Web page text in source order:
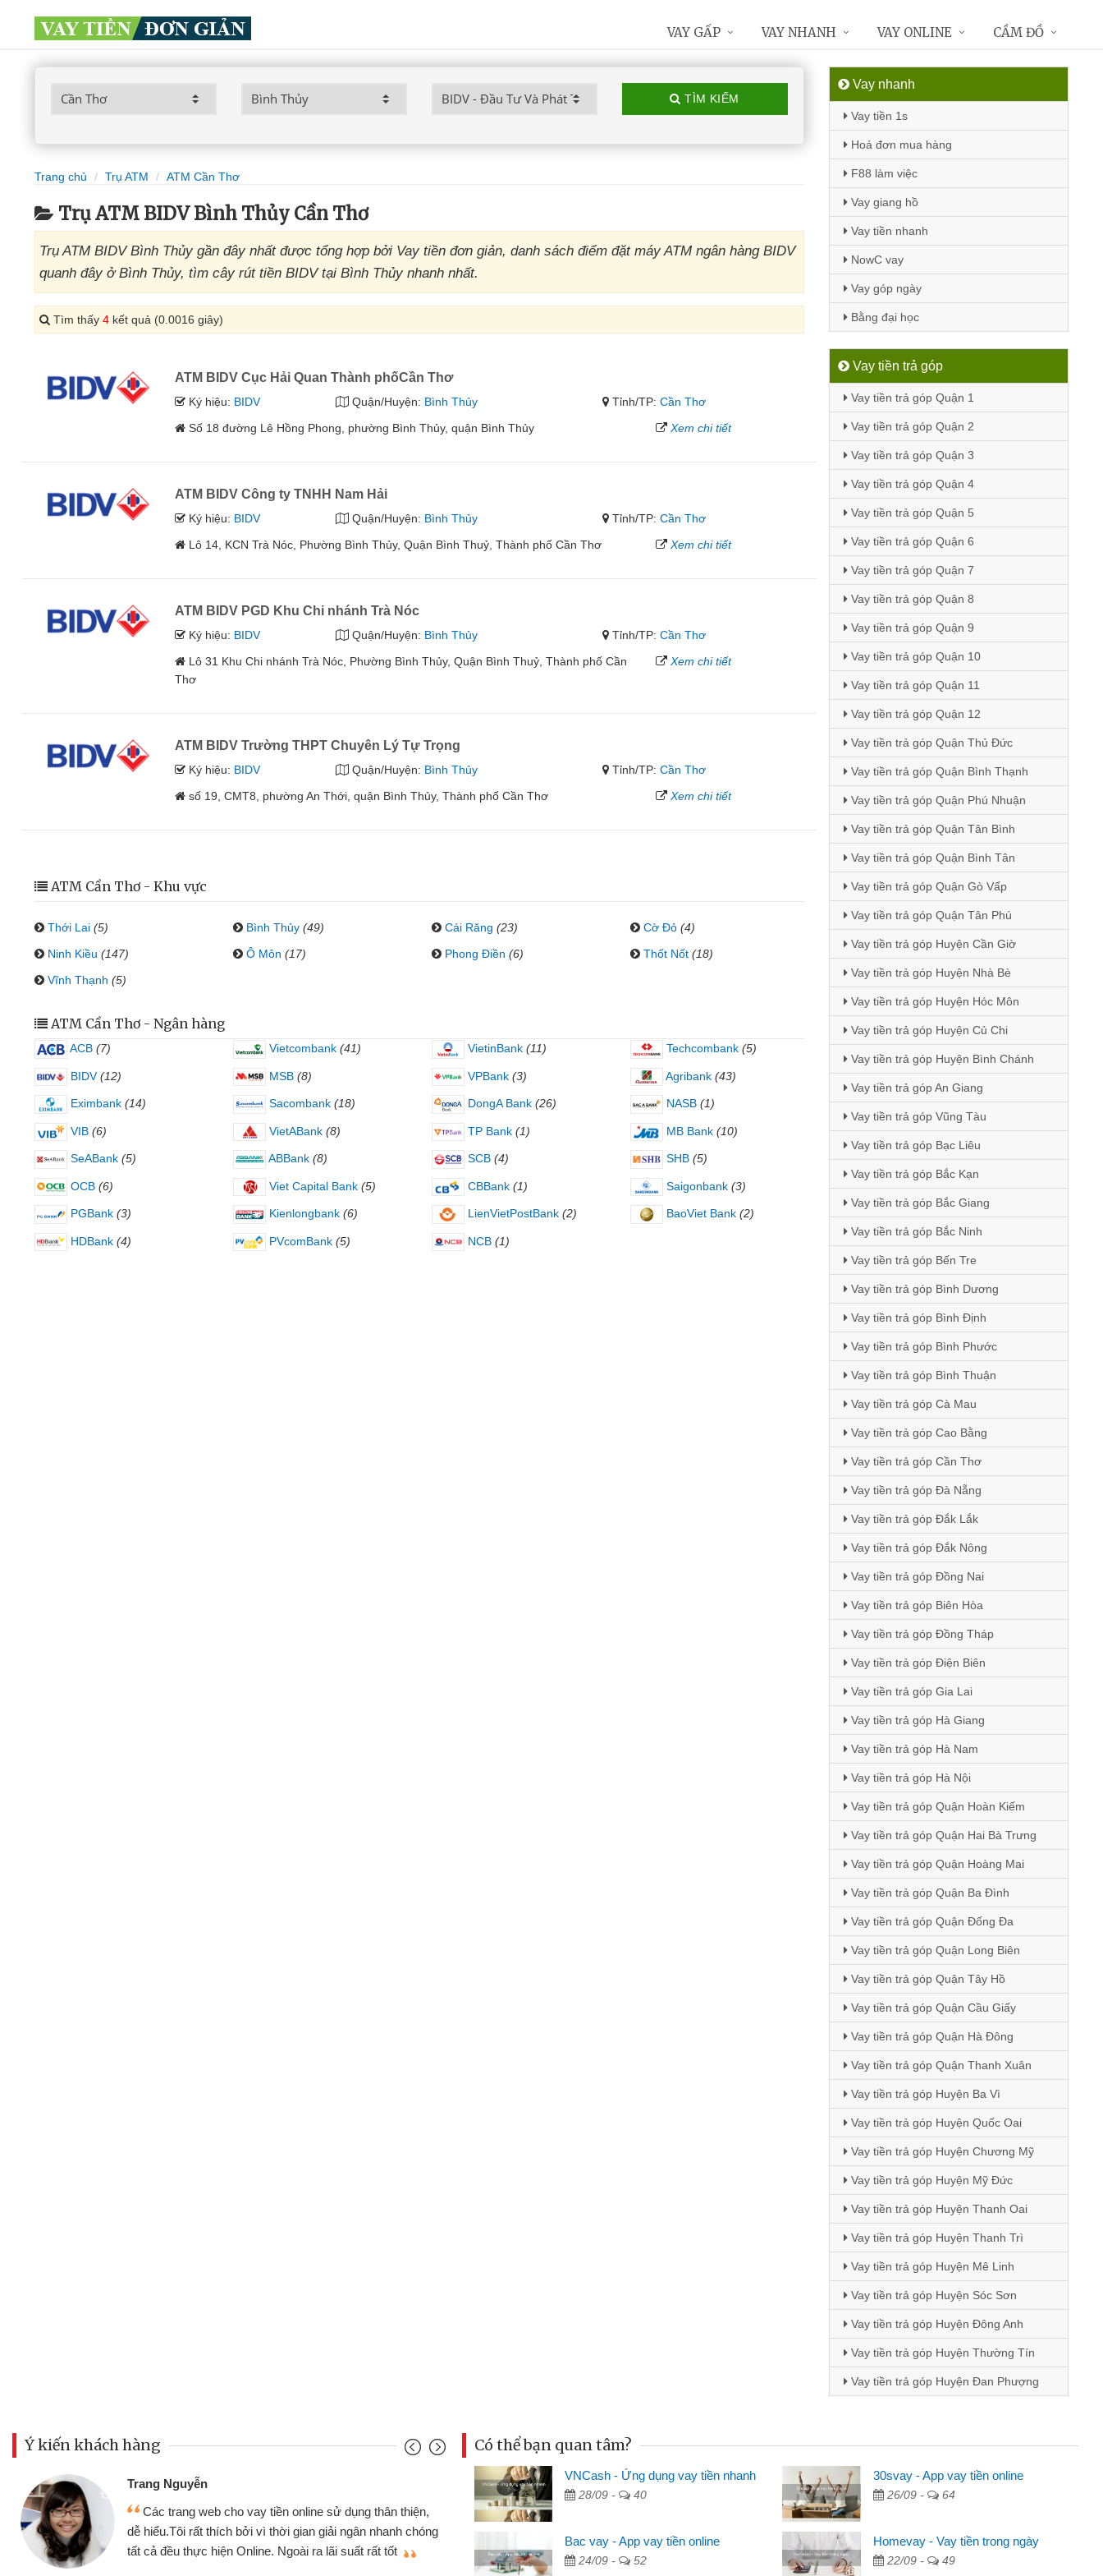
TÌM KIẾM
Trang chủ Trụ ATM ATM Cần Thơ
Trụ ATM BIDV Bình Thủy Cần Thơ
Trụ ATM BIDV Bình Thủy gần đây nhất được tổng hợp bởi Vay tiền đơn giản, danh sách điểm đặt máy ATM ngân hàng BIDV
quanh đây ở Bình Thủy, tìm cây rút tiền BIDV tại Bình Thủy nhanh nhất.
Tìm thấy 4 kết quả (0.0016 giây)
ATM BIDV Cục Hải Quan Thành phốCần Thơ
Ký hiệu: BIDV Quận/Huyện: Bình Thủy Tỉnh/TP:Cần Thơ
Số 18 đường Lê Hồng Phong, phường Bình Thủy, quận Bình Thủy
Xem chi tiết
ATM BIDV Công ty TNHH Nam Hải
Ký hiệu: BIDV Quận/Huyện: Bình Thủy Tỉnh/TP:Cần Thơ
Lô 14, KCN Trà Nóc, Phường Bình Thủy, Quận Bình Thuỷ, Thành phố Cần Thơ
Xem chi tiết
ATM BIDV PGD Khu Chi nhánh Trà Nóc
Ký hiệu: BIDV Quận/Huyện: Bình Thủy Tỉnh/TP:Cần Thơ
Lô 31 Khu Chi nhánh Trà Nóc, Phường Bình Thủy, Quận Bình Thuỷ, Thành phố Cần
Thơ
Xem chi tiết
ATM BIDV Trường THPT Chuyên Lý Tự Trọng
Ký hiệu: BIDV Quận/Huyện: Bình Thủy Tỉnh/TP:Cần Thơ
số 19, CMT8, phường An Thới, quận Bình Thủy, Thành phố Cần Thơ
Xem chi tiết
ATM Cần Thơ - Khu vực
Thới Lai (5) Bình Thủy (49) Cái Răng (23) Cờ Đỏ (4)
Ninh Kiều (147) Ô Môn (17) Phong Điền (6) Thốt Nốt (18)
Vĩnh Thạnh (5)
ATM Cần Thơ - Ngân hàng
ACB (7) Vietcombank (41) VietinBank (11) Techcombank (5)
BIDV (12) MSB (8) VPBank (3) Agribank (43)
Eximbank (14) Sacombank (18) DongA Bank (26) NASB (1)
VIB (6) VietABank (8) TP Bank (1) MB Bank (10)
SeABank (5) ABBank (8) SCB (4) SHB (5)
OCB (6) Viet Capital Bank (5) CBBank (1) Saigonbank (3)
PGBank (3) Kienlongbank (6) LienVietPostBank (2) BaoViet Bank (2)
HDBank (4) PVcomBank (5) NCB (1)
Vay nhanh
Vay tiền 1s
Hoá đơn mua hàng
F88 làm việc
Vay giang hồ
Vay tiền nhanh
NowC vay
Vay góp ngày
Bằng đại học
Vay tiền trả góp
Vay tiền trả góp Quận 1
Vay tiền trả góp Quận 2
Vay tiền trả góp Quận 3
Vay tiền trả góp Quận 4
Vay tiền trả góp Quận 5
Vay tiền trả góp Quận 6
Vay tiền trả góp Quận 7
Vay tiền trả góp Quận 8
Vay tiền trả góp Quận 9
Vay tiền trả góp Quận 10
Vay tiền trả góp Quận 11
Vay tiền trả góp Quận 12
Vay tiền trả góp Quận Thủ Đức
Vay tiền trả góp Quận Bình Thạnh
Vay tiền trả góp Quận Phú Nhuận
Vay tiền trả góp Quận Tân Bình
Vay tiền trả góp Quận Bình Tân
Vay tiền trả góp Quận Gò Vấp
Vay tiền trả góp Quận Tân Phú
Vay tiền trả góp Huyện Cần Giờ
Vay tiền trả góp Huyện Nhà Bè
Vay tiền trả góp Huyện Hóc Môn
Vay tiền trả góp Huyện Củ Chi
Vay tiền trả góp Huyện Bình Chánh
Vay tiền trả góp An Giang
Vay tiền trả góp Vũng Tàu
Vay tiền trả góp Bạc Liêu
Vay tiền trả góp Bắc Kạn
Vay tiền trả góp Bắc Giang
Vay tiền trả góp Bắc Ninh
Vay tiền trả góp Bến Tre
Vay tiền trả góp Bình Dương
Vay tiền trả góp Bình Định
Vay tiền trả góp Bình Phước
Vay tiền trả góp Bình Thuận
Vay tiền trả góp Cà Mau
Vay tiền trả góp Cao Bằng
Vay tiền trả góp Cần Thơ
Vay tiền trả góp Đà Nẵng
Vay tiền trả góp Đắk Lắk
Vay tiền trả góp Đắk Nông
Vay tiền trả góp Đồng Nai
Vay tiền trả góp Biên Hòa
Vay tiền trả góp Đồng Tháp
Vay tiền trả góp Điện Biên
Vay tiền trả góp Gia Lai
Vay tiền trả góp Hà Giang
Vay tiền trả góp Hà Nam
Vay tiền trả góp Hà Nội
Vay tiền trả góp Quận Hoàn Kiếm
Vay tiền trả góp Quận Hai Bà Trưng
Vay tiền trả góp Quận Hoàng Mai
Vay tiền trả góp Quận Ba Đình
Vay tiền trả góp Quận Đống Đa
Vay tiền trả góp Quận Long Biên
Vay tiền trả góp Quận Tây Hồ
Vay tiền trả góp Quận Cầu Giấy
Vay tiền trả góp Quận Hà Đông
Vay tiền trả góp Quận Thanh Xuân
Vay tiền trả góp Huyện Ba Vì
Vay tiền trả góp Huyện Quốc Oai
Vay tiền trả góp Huyện Chương Mỹ
Vay tiền trả góp Huyện Mỹ Đức
Vay tiền trả góp Huyện Thanh Oai
Vay tiền trả góp Huyện Thanh Trì
Vay tiền trả góp Huyện Mê Linh
Vay tiền trả góp Huyện Sóc Sơn
Vay tiền trả góp Huyện Đông Anh
Vay tiền trả góp Huyện Thường Tín
Vay tiền trả góp Huyện Đan Phượng
VAY GẤP VAY NHANH VAY ONLINE CẦM ĐỒ
Ý kiến khách hàng
thân thiện,
chóng
tốt
Đoàn Hữu Cảnh
Mình cần tiền gấp nên định cầm cố chiếc xe wave
nhưng thật may đã có gói vay tiền bằng CMND online
không cần gặp mặt nên rất tiện lợi, sẽ giới thiệu cho bạn
Mai Lan - Sinh viên
Tôi biết đến thông qua quảng cáo trên facebook. Tôi là
sinh viên nên cần đóng tiền nhà, sinh nhật bạn bè, mà đọc
thấy thủ tục nhanh gọn nên tôi quyết định vay
Có thể bạn quan tâm?
VNCash - Ứng dụng vay tiền nhanh
28/09 - 40
30svay - App vay tiền online
26/09 - 64
Bac vay - App vay tiền online
24/09 - 52
Homevay - Vay tiền trong ngày
22/09 - 49